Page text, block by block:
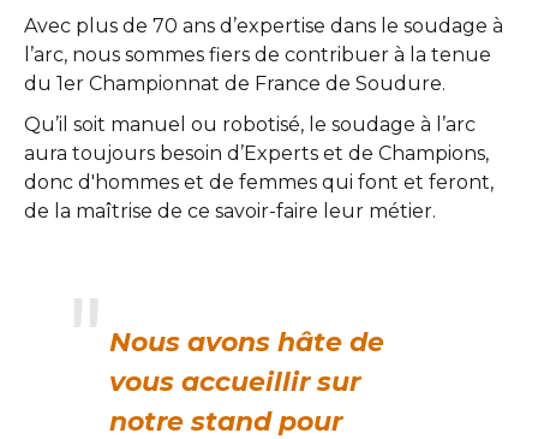
Avec plus de 70 ans d’expertise dans le soudage à
l’arc, nous sommes fiers de contribuer à la tenue
du 1er Championnat de France de Soudure.
Qu’il soit manuel ou robotisé, le soudage à l’arc
aura toujours besoin d’Experts et de Champions,
donc d'hommes et de femmes qui font et feront,
de la maîtrise de ce savoir-faire leur métier.
Nous avons hâte de
vous accueillir sur
notre stand pour